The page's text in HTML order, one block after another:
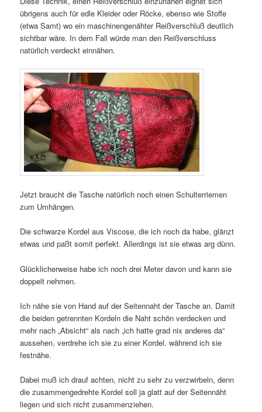
übrigens auch für edle Kleider oder Röcke, ebenso wie Stoffe
(etwa Samt) wo ein maschinengenähter Reißverschluß deutlich
sichtbar wäre. In dem Fall würde man den Reißverschluss
natürlich verdeckt einnähen.
Jetzt braucht die Tasche natürlich noch einen Schulterriemen
zum Umhängen.
Die schwarze Kordel aus Viscose, die ich noch da habe, glänzt
etwas und paßt somit perfekt. Allerdings ist sie etwas arg dünn.
Glücklicherweise habe ich noch drei Meter davon und kann sie
doppelt nehmen.
Ich nähe sie von Hand auf der Seitennaht der Tasche an. Damit
die beiden getrennten Kordeln die Naht schön verdecken und
mehr nach „Absicht“ als nach „ich hatte grad nix anderes da“
aussehen, verdrehe ich sie zu einer Kordel. während ich sie
festnähe.
Dabei muß ich drauf achten, nicht zu sehr zu verzwirbeln, denn
die zusammengedrehte Kordel soll ja glatt auf der Seitennäht
liegen und sich nicht zusammenziehen.